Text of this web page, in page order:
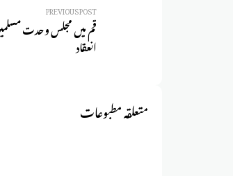
PREVIOUS POST
قم میں مجلس وحدت
انعقاد
متعلقہ مطبوعات